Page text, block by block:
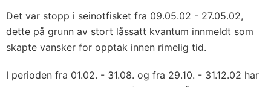
Det var stopp i seinotfisket fra 09.05.02 - 27.05.02,
dette på grunn av stort låssatt kvantum innmeldt som
skapte vansker for opptak innen rimelig tid.
I perioden fra 01.02. - 31.08. og fra 29.10. - 31.12.02 har